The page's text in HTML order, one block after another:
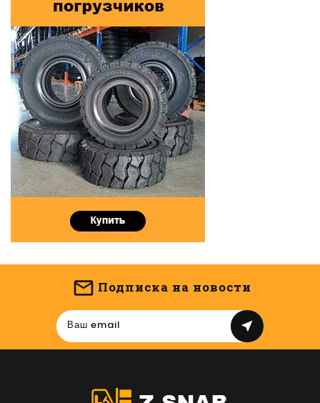
Подписка на новости
near_me